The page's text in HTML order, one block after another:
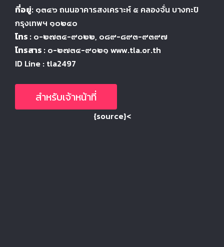
ที่อยู่: ๑๓๔๖ ถนนอาคารสงเคราะห์ ๕ คลองจั่น บางกะปิ
กรุงเทพฯ ๑๐๒๔๐
โทร : ๐-๒๗๓๔-๙๐๒๒, ๐๘๙-๘๙๓-๙๓๙๗
โทรสาร : ๐-๒๗๓๔-๙๐๒๑ www.tla.or.th
ID Line : tla2497
สำหรับเจ้าหน้าที่
{source}<